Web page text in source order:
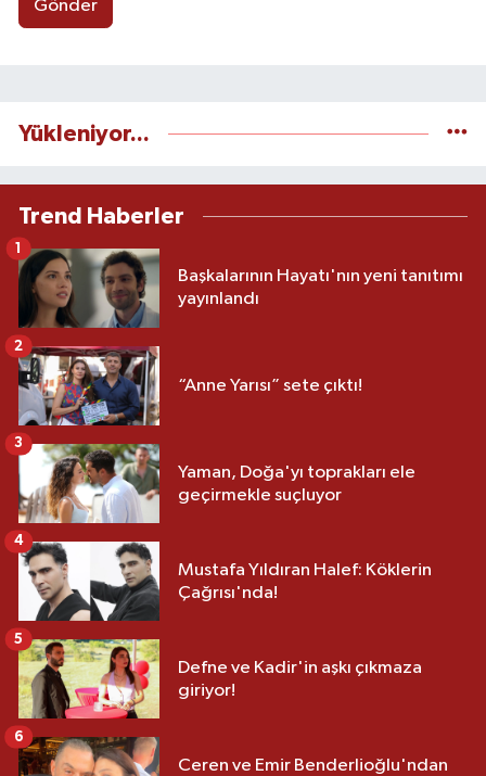
Gönder
Yükleniyor...
Trend Haberler
Başkalarının Hayatı'nın yeni tanıtımı
yayınlandı
1
“Anne Yarısı” sete çıktı!
2
Yaman, Doğa'yı toprakları ele
geçirmekle suçluyor
3
Mustafa Yıldıran Halef: Köklerin
Çağrısı'nda!
4
Defne ve Kadir'in aşkı çıkmaza
giriyor!
5
Ceren ve Emir Benderlioğlu'ndan
6